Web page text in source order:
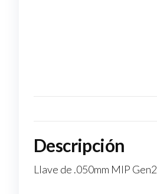
Descripción
Llave de .050mm MIP Gen2